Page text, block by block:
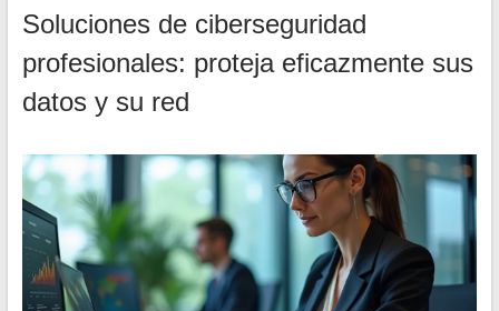
Soluciones de ciberseguridad
profesionales: proteja eficazmente sus
datos y su red